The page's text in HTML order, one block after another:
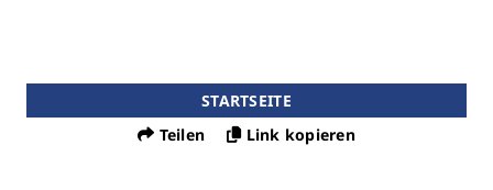
STARTSEITE
Teilen
Link kopieren